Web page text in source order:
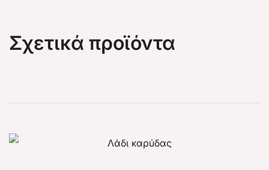
Σχετικά προϊόντα